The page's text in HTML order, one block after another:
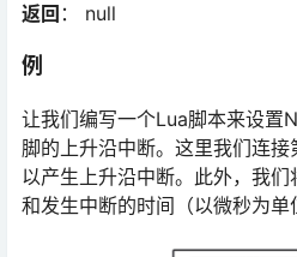
返回 ： null
例
让我们编写一个Lua脚本来设置
脚的上升沿中断。这里我们连
以产生上升沿中断。此外，我
和发生中断的时间（以微秒为单